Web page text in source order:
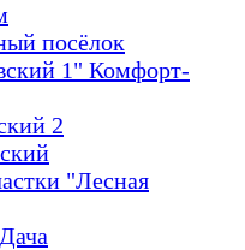
посёлок
1" Комфорт-
2
"Лесная